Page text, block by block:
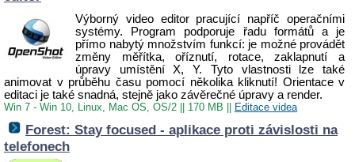
Výborný video editor pracující napříč operačními
systémy. Program podporuje řadu formátů a je
přímo nabytý množstvím funkcí: je možné provádět
změny měřítka, oříznutí, rotace, zaklapnutí a
úpravy umístění X, Y. Tyto vlastnosti lze také
animovat v průběhu času pomocí několika kliknutí! Orientace v
editaci je také snadná, stejně jako závěrečné úpravy a render.
Win 7 - Win 10, Linux, Mac OS, OS/2 170 MB Editace videa
Forest: Stay focused - aplikace proti závislosti na
telefonech